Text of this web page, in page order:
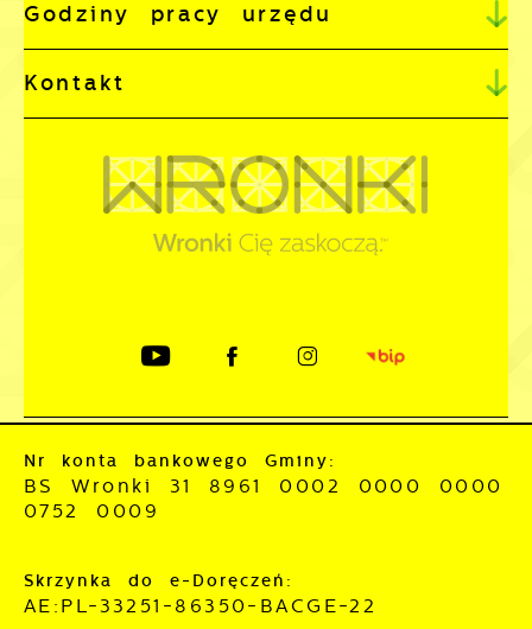
Godziny pracy urzędu
Kontakt
Nr konta bankowego Gminy:
BS Wronki 31 8961 0002 0000 0000
0752 0009
Skrzynka do e-Doręczeń:
AE:PL-33251-86350-BACGE-22